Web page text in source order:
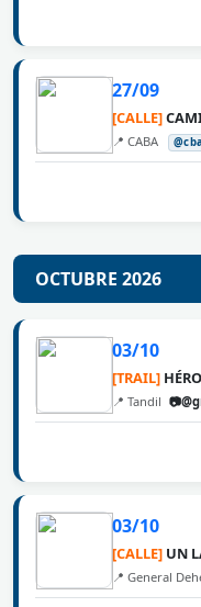
27/09
[CALLE]
📍 CABA
OCTUBRE 2026
03/10
[TRAIL]
📍 Tandil
03/10
[CALLE] UN
📍 General